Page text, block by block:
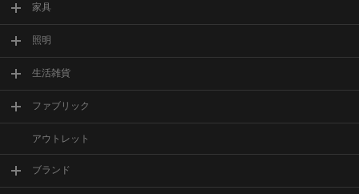
家具
照明
生活雑貨
ファブリック
アウトレット
ブランド